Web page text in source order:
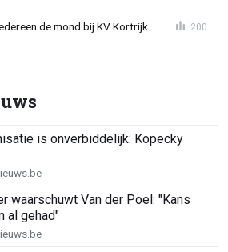
de mond bij KV Kortrijk 200
is onverbiddelijk: Kopecky
waarschuwt Van der Poel: "Kans
al gehad"